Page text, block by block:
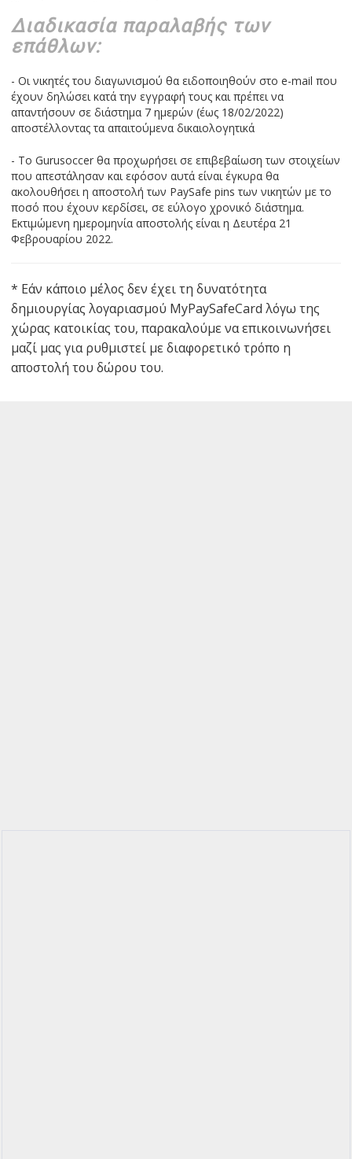
Διαδικασία παραλαβής των
επάθλων:
- Οι νικητές του διαγωνισμού θα ειδοποιηθούν στο e-mail που
έχουν δηλώσει κατά την εγγραφή τους και πρέπει να
απαντήσουν σε διάστημα 7 ημερών (έως 18/02/2022)
αποστέλλοντας τα απαιτούμενα δικαιολογητικά
- To Gurusoccer θα προχωρήσει σε επιβεβαίωση των στοιχείων
που απεστάλησαν και εφόσον αυτά είναι έγκυρα θα
ακολουθήσει η αποστολή των PaySafe pins των νικητών με το
ποσό που έχουν κερδίσει, σε εύλογο χρονικό διάστημα.
Εκτιμώμενη ημερομηνία αποστολής είναι η Δευτέρα 21
Φεβρουαρίου 2022.
* Εάν κάποιο μέλος δεν έχει τη δυνατότητα
δημιουργίας λογαριασμού MyPaySafeCard λόγω της
χώρας κατοικίας του, παρακαλούμε να επικοινωνήσει
μαζί μας για ρυθμιστεί με διαφορετικό τρόπο η
αποστολή του δώρου του.